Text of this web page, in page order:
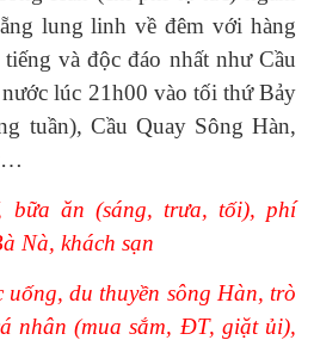
lung linh về đêm với hàng
và độc đáo nhất như Cầu
lúc 21h00 vào tối thứ Bảy
tuần), Cầu Quay Sông Hàn,
bữa ăn (sáng, trưa, tối), phí
Nà, khách sạn
du thuyền sông Hàn, trò
nhân (mua sắm, ĐT, giặt ủi),